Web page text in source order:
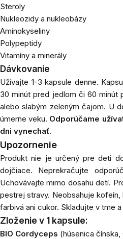
Steroly
Nukleozidy a nukleobázy
Aminokyseliny
Polypeptidy
Vitamíny a minerály
Dávkovanie
Užívajte 1-3 kapsule denne.
30 minút pred jedlom či 60 minút
alebo slabým zeleným čajom. U
úmerne veku. Odporúčame
dni vynechať.
Upozornenie
Produkt nie je určený pre deti
dojčiace. Neprekračujte
Uchovávajte mimo dosahu detí.
pestrej stravy. Neobsahuje
farbivá ani cukor. Skladujte v tme a
Zloženie v 1 kapsule:
BIO Cordyceps (húsenica čínska,